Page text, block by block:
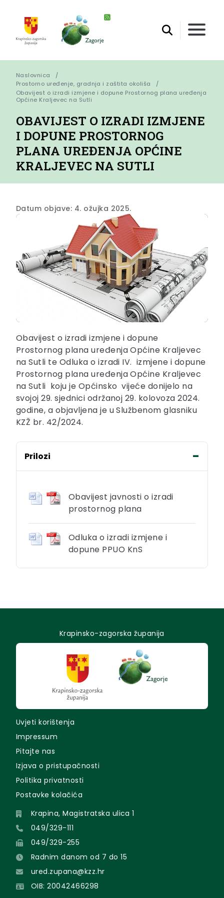
Naslovnica
Prostorno uređenje, gradnja i zaštita okoliša
Obavijest o izradi izmjene i dopune Prostornog plana uređenja
Općine Kraljevec na Sutli
OBAVIJEST O IZRADI IZMJENE
I DOPUNE PROSTORNOG
PLANA UREĐENJA OPĆINE
KRALJEVEC NA SUTLI
Datum objave: 4. ožujka 2025.
Obavijest o izradi izmjene i dopune
Prostornog plana uređenja Općine Kraljevec
na Sutli te Odluka o izradi IV. izmjene i dopune
Prostornog plana uređenja Općine Kraljevec
na Sutli koju je Općinsko vijeće donijelo na
svojoj 29. sjednici održanoj 29. kolovoza 2024.
godine, a objavljena je u Službenom glasniku
KZŽ br. 42/2024.
Prilozi
Obavijest javnosti o izradi
prostornog plana
Odluka o izradi izmjene i
dopune PPUO KnS
Krapinsko-zagorska županija
Uvjeti korištenja
Impressum
Pitajte nas
Izjava o pristupačnosti
Politika privatnosti
Postavke kolačića
Krapina, Magistratska ulica 1
049/329-111
049/329-255
Radnim danom od 7 do 15
ured.zupana@kzz.hr
OIB: 20042466298